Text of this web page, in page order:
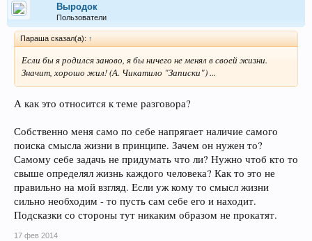
Выродок
Пользователи
Параша сказал(а): ↑
Если бы я родился заново, я бы ничего не менял в своей жизни.
Значит, хорошо жил! (А. Чикатило "Записки") ...
А как это относится к теме разговора?
Собственно меня само по себе напрягает наличие самого
поиска смысла жизни в принципе. Зачем он нужен то?
Самому себе задачь не придумать что ли? Нужно чтоб кто то
свыше определял жизнь каждого человека? Как то это не
правильно на мой взгляд. Если уж кому то смысл жизни
сильно необходим - то пусть сам себе его и находит.
Подсказки со стороны тут никаким образом не прокатят.
17 фев 2014